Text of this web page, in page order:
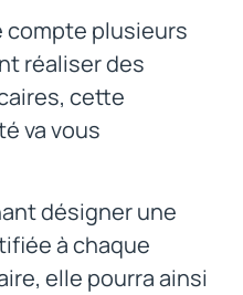
compte plusieurs
réaliser des
cette
va vous
désigner une
à chaque
elle pourra ainsi